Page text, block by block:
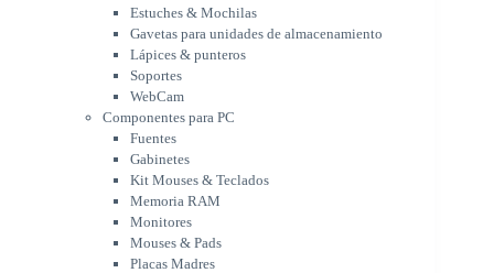
Fuentes
Gabinetes
Kit Mouses & Teclados
Memoria RAM
Monitores
Mouses & Pads
Placas Madres
Procesadores
Refrigeración & Enfriamiento
Tarjetas Gráficas
Teclados
Equipos NUC
Estuches & Mochilas
Gavetas para unidades de almacenamiento
Lápices & punteros
Soportes
WebCam
Componentes para PC
Fuentes
Gabinetes
Kit Mouses & Teclados
Memoria RAM
Monitores
Mouses & Pads
Placas Madres